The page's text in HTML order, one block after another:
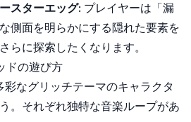
スターエッグ: プレイヤーは「漏
側面を明らかにする隠れた要素を
らに探索したくなります。
ドの遊び方
彩なグリッチテーマのキャラクタ
。それぞれ独特な音楽ループがあ